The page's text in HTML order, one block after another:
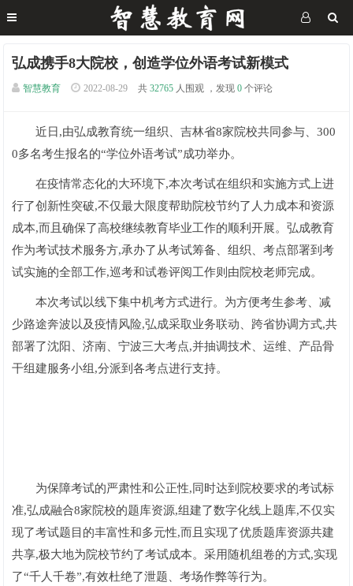
弘成携手8大院校，创造学位外语考试新模式
智慧教育 2022-08-29 共 32765 人围观 ，发现 0 个评论
近日,由弘成教育统一组织、吉林省8家院校共同参与、300
0多名考生报名的“学位外语考试”成功举办。
在疫情常态化的大环境下,本次考试在组织和实施方式上进
行了创新性突破,不仅最大限度帮助院校节约了人力成本和资源
成本,而且确保了高校继续教育毕业工作的顺利开展。弘成教育
作为考试技术服务方,承办了从考试筹备、组织、考点部署到考
试实施的全部工作,巡考和试卷评阅工作则由院校老师完成。
本次考试以线下集中机考方式进行。为方便考生参考、减
少路途奔波以及疫情风险,弘成采取业务联动、跨省协调方式,共
部署了沈阳、济南、宁波三大考点,并抽调技术、运维、产品骨
干组建服务小组,分派到各考点进行支持。
为保障考试的严肃性和公正性,同时达到院校要求的考试标
准,弘成融合8家院校的题库资源,组建了数字化线上题库,不仅实
现了考试题目的丰富性和多元性,而且实现了优质题库资源共建
共享,极大地为院校节约了考试成本。采用随机组卷的方式,实现
了“千人千卷”,有效杜绝了泄题、考场作弊等行为。